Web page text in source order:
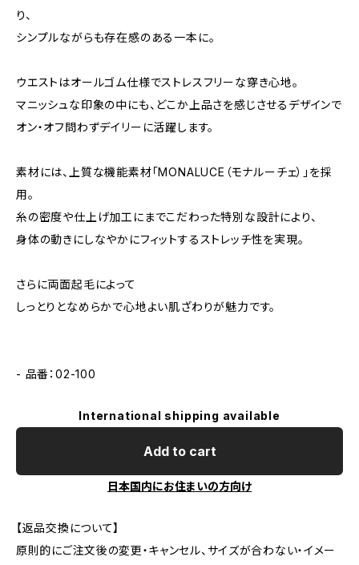
り、
シンプルながらも存在感のある一本に。
ウエストはオールゴム仕様でストレスフリーな穿き心地。
マニッシュな印象の中にも、どこか上品さを感じさせるデザインで
オン・オフ問わずデイリーに活躍します。
素材には、上質な機能素材「MONALUCE（モナルーチェ）」を採
用。
糸の密度や仕上げ加工にまでこだわった特別な設計により、
身体の動きにしなやかにフィットするストレッチ性を実現。
さらに両面起毛によって
しっとりとなめらかで心地よい肌ざわりが魅力です。
- 品番：02-100
International shipping available
Add to cart
日本国内にお住まいの方向け
【返品交換について】
原則的にご注文後の変更・キャンセル、サイズが合わない・イメー